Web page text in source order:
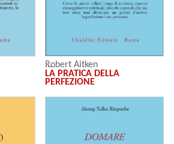
Robert Aitken
LA PRATICA DELLA
PERFEZIONE